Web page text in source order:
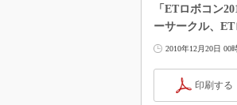
「ETロボコン
ーサークル、
2010年12月20日 00
印刷する